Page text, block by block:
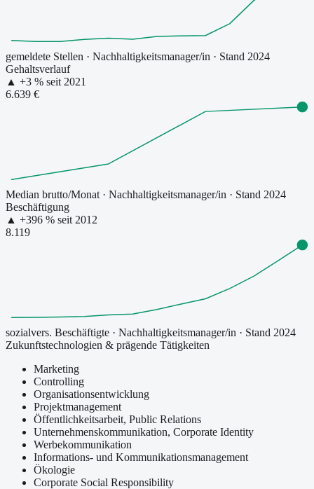
gemeldete Stellen · Nachhaltigkeitsmanager/in · Stand 2024
Gehaltsverlauf
▲ +3 % seit 2021
6.639 €
Median brutto/Monat · Nachhaltigkeitsmanager/in · Stand 2024
Beschäftigung
▲ +396 % seit 2012
8.119
sozialvers. Beschäftigte · Nachhaltigkeitsmanager/in · Stand 2024
Zukunftstechnologien & prägende Tätigkeiten
Marketing
Controlling
Organisationsentwicklung
Projektmanagement
Öffentlichkeitsarbeit, Public Relations
Unternehmenskommunikation, Corporate Identity
Werbekommunikation
Informations- und Kommunikationsmanagement
Ökologie
Corporate Social Responsibility